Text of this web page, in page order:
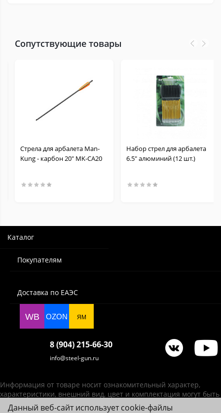
Сопутствующие товары
Стрела для арбалета Man-
Kung - карбон 20" MK-CA20
Набор стрел для арбалета
6.5" алюминий (12 шт.)
Каталог
Покупателям
Доставка по ЕАЭС
WB OZON ЯМ
8 (904) 215-66-30
info@steel-gun.ru
Информация от товаре носит ознакомительный характер,
характеристики, внешний вид, цвет и комплектация могут быть
изменены производителем без уведомления.
Данный веб-сайт использует cookie-файлы